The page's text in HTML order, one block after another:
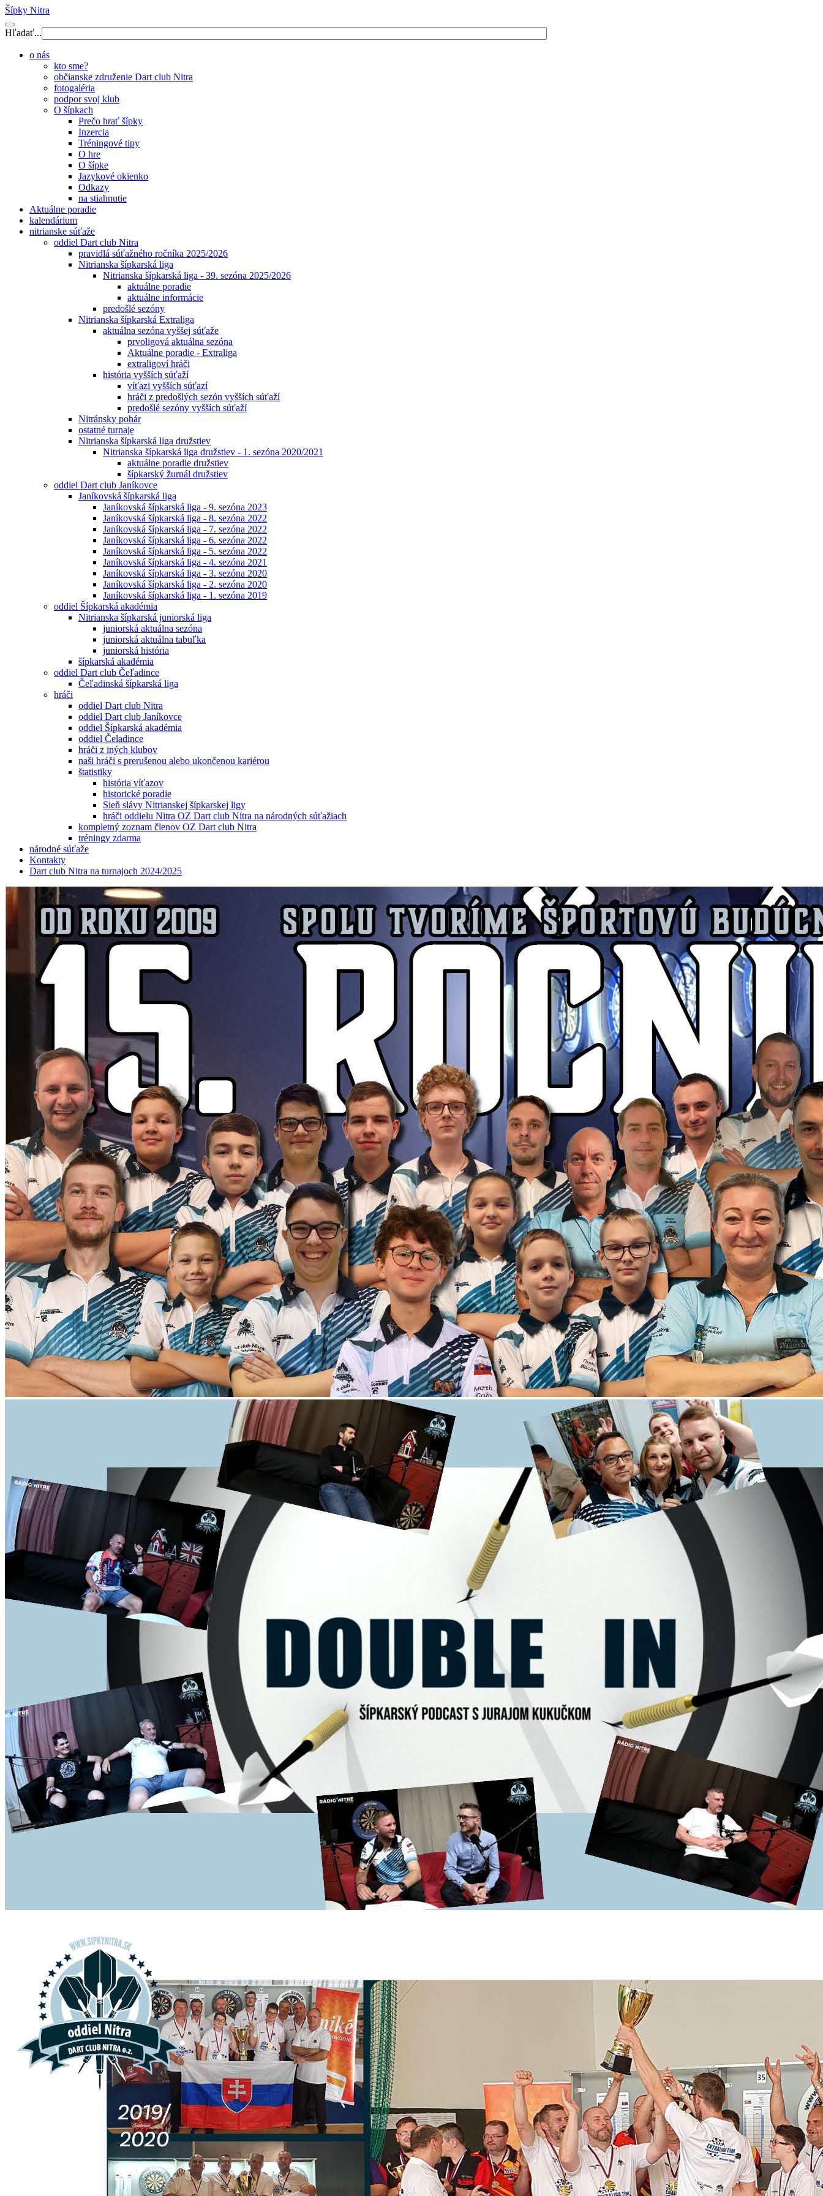
Šípky Nitra
Hľadať...
o nás
kto sme?
občianske združenie Dart club Nitra
fotogaléria
podpor svoj klub
O šípkach
Prečo hrať šípky
Inzercia
Tréningové tipy
O hre
O šípke
Jazykové okienko
Odkazy
na stiahnutie
Aktuálne poradie
kalendárium
nitrianske súťaže
oddiel Dart club Nitra
pravidlá súťažného ročníka 2025/2026
Nitrianska šípkarská liga
Nitrianska šípkarská liga - 39. sezóna 2025/2026
aktuálne poradie
aktuálne informácie
predošlé sezóny
Nitrianska šípkarská Extraliga
aktuálna sezóna vyššej súťaže
prvoligová aktuálna sezóna
Aktuálne poradie - Extraliga
extraligoví hráči
história vyšších súťaží
víťazi vyšších súťazí
hráči z predošlých sezón vyšších súťaží
predošlé sezóny vyšších súťaží
Nitránsky pohár
ostatné turnaje
Nitrianska šípkarská liga družstiev
Nitrianska šípkarská liga družstiev - 1. sezóna 2020/2021
aktuálne poradie družstiev
šípkarský žurnál družstiev
oddiel Dart club Janíkovce
Janíkovská šípkarská liga
Janíkovská šípkarská liga - 9. sezóna 2023
Janíkovská šípkarská liga - 8. sezóna 2022
Janíkovská šípkarská liga - 7. sezóna 2022
Janíkovská šípkarská liga - 6. sezóna 2022
Janíkovská šípkarská liga - 5. sezóna 2022
Janíkovská šípkarská liga - 4. sezóna 2021
Janíkovská šípkarská liga - 3. sezóna 2020
Janíkovská šípkarská liga - 2. sezóna 2020
Janíkovská šípkarská liga - 1. sezóna 2019
oddiel Šípkarská akadémia
Nitrianska šípkarská juniorská liga
juniorská aktuálna sezóna
juniorská aktuálna tabuľka
juniorská história
šípkarská akadémia
oddiel Dart club Čeľadince
Čeľadinská šípkarská liga
hráči
oddiel Dart club Nitra
oddiel Dart club Janíkovce
oddiel Šípkarská akadémia
oddiel Čeladince
hráči z iných klubov
naši hráči s prerušenou alebo ukončenou kariérou
štatistiky
história víťazov
historické poradie
Sieň slávy Nitrianskej šípkarskej ligy
hráči oddielu Nitra OZ Dart club Nitra na národných súťažiach
kompletný zoznam členov OZ Dart club Nitra
tréningy zdarma
národné súťaže
Kontakty
Dart club Nitra na turnajoch 2024/2025